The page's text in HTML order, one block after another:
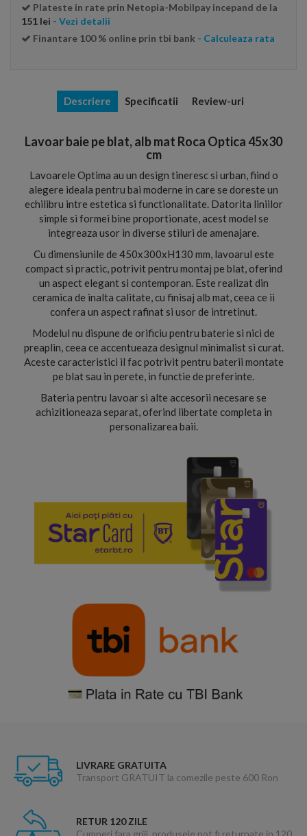
Plateste in rate prin Netopia-Mobilpay incepand de la
151 lei - Vezi detalii
Finantare 100 % online prin tbi bank - Calculeaza rata
Descriere Specificatii Review-uri
Lavoar baie pe blat, alb mat Roca Optica 45x30
cm
Lavoarele Optima au un design tineresc si urban, fiind o
alegere ideala pentru bai moderne in care se doreste un
echilibru intre estetica si functionalitate. Datorita liniilor
simple si formei bine proportionate, acest model se
integreaza usor in diverse stiluri de amenajare.
Cu dimensiunile de 450x300xH130 mm, lavoarul este
compact si practic, potrivit pentru montaj pe blat, oferind
un aspect elegant si contemporan. Este realizat din
ceramica de inalta calitate, cu finisaj alb mat, ceea ce ii
confera un aspect rafinat si usor de intretinut.
Modelul nu dispune de orificiu pentru baterie si nici de
preaplin, ceea ce accentueaza designul minimalist si curat.
Aceste caracteristici il fac potrivit pentru baterii montate
pe blat sau in perete, in functie de preferinte.
Bateria pentru lavoar si alte accesorii necesare se
achizitioneaza separat, oferind libertate completa in
personalizarea baii.
LIVRARE GRATUITA
Transport GRATUIT la comezile peste 600 Ron
RETUR 120 ZILE